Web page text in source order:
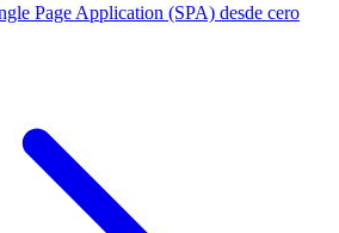
Page Application (SPA) desde cero